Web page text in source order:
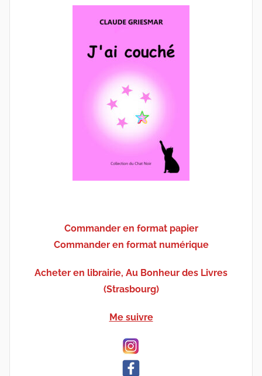
Commander en format papier
Commander en format numérique
Acheter en librairie, Au Bonheur des Livres
(Strasbourg)
Me suivre